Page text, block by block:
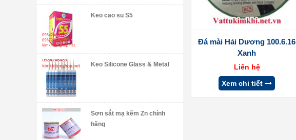
Đá mài Hải Dương 100.6.16
Xanh
Liên hệ
Xem chi tiết
Keo cao su S5
Keo Silicone Glass & Metal
Sơn sắt mạ kẽm Zn chính
hãng